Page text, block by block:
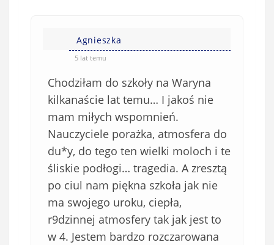
Agnieszka
5 lat temu
Chodziłam do szkoły na Waryna
kilkanaście lat temu… I jakoś nie
mam miłych wspomnień.
Nauczyciele porażka, atmosfera do
du*y, do tego ten wielki moloch i te
śliskie podłogi… tragedia. A zresztą
po ciul nam piękna szkoła jak nie
ma swojego uroku, ciepła,
r9dzinnej atmosfery tak jak jest to
w 4. Jestem bardzo rozczarowana